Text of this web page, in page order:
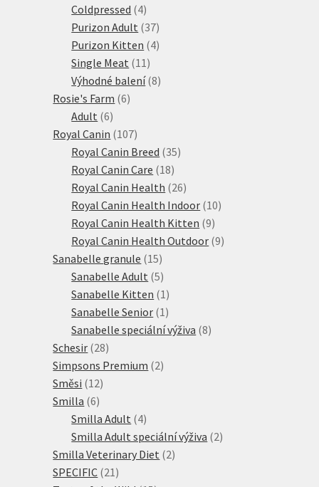
produktů
Coldpressed 44
produkty
Purizon Adult 3737
produktů
Purizon Kitten 44
Single Meat 11 11
produktů
Výhodné balení 88
Rosie's Farm 66
Adult 66
produktů
Royal Canin 107107
produktů
Royal Canin Breed 3535
Royal Canin Care 1818
produktů
Royal Canin Health 2626
produktů
Royal Canin Health Indoor 1010
Royal Canin Health Kitten 99
produktů
Royal Canin Health Outdoor 99
Sanabelle granule 1515
produktů
Sanabelle Adult 55
produktů
Sanabelle Kitten 1 1
produkt
Sanabelle Senior 1 1
produkt
Sanabelle speciální výživa 88
Schesir 2828
produktů
Simpsons Premium 22
Směsi 1212
Smilla 66
produktů
Smilla Adult 44
produkty
Smilla Adult speciální výživa 22
Smilla Veterinary Diet 22
SPECIFIC 21 21